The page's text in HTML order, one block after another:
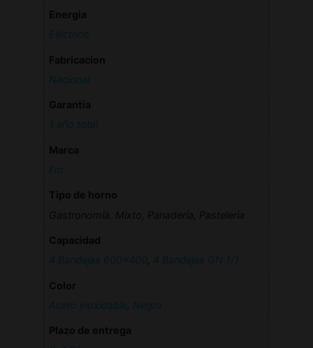
Eléctrico
Nacional
1 año total
Fm
4 Bandejas 600×400 4 Bandejas GN 1/1
Acero inoxidable Negro